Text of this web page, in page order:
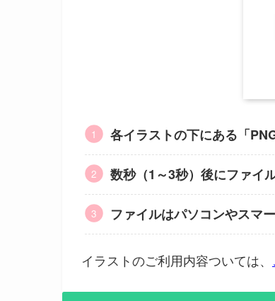
各イラストの下にある「
数秒（1～3秒）後にファイ
ファイルはパソコンやスマ
イラストのご利用内容ついては、